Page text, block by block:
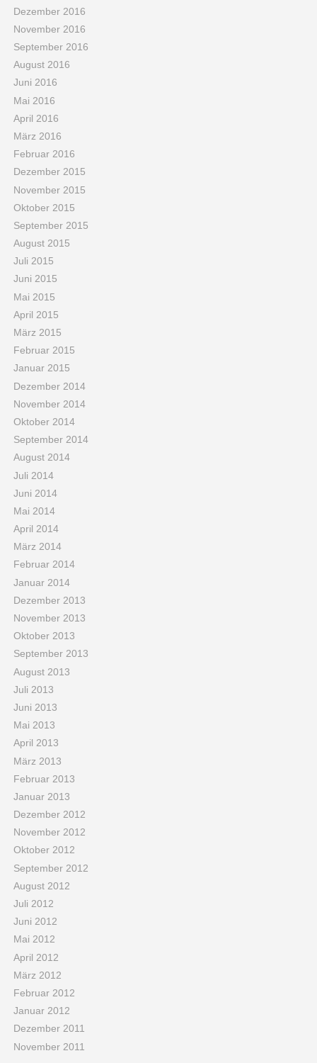
Dezember 2016
November 2016
September 2016
August 2016
Juni 2016
Mai 2016
April 2016
März 2016
Februar 2016
Dezember 2015
November 2015
Oktober 2015
September 2015
August 2015
Juli 2015
Juni 2015
Mai 2015
April 2015
März 2015
Februar 2015
Januar 2015
Dezember 2014
November 2014
Oktober 2014
September 2014
August 2014
Juli 2014
Juni 2014
Mai 2014
April 2014
März 2014
Februar 2014
Januar 2014
Dezember 2013
November 2013
Oktober 2013
September 2013
August 2013
Juli 2013
Juni 2013
Mai 2013
April 2013
März 2013
Februar 2013
Januar 2013
Dezember 2012
November 2012
Oktober 2012
September 2012
August 2012
Juli 2012
Juni 2012
Mai 2012
April 2012
März 2012
Februar 2012
Januar 2012
Dezember 2011
November 2011